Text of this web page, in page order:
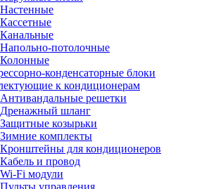
Настенные
Кассетные
Канальные
Напольно-потолочные
Колонные
конденсаторные блоки
к кондиционерам
Антивандальные решетки
Дренажный шланг
Защитные козырьки
Зимние комплекты
Кронштейны для кондиционеров
Кабель и провод
Wi-Fi модули
Пульты управления